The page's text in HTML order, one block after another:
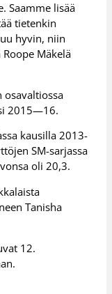
Saamme lisää
tietenkin
hyvin, niin
Mäkelä
2015—16.
kausilla 2013-
SM-sarjassa
oli 20,3.
Tanisha
12.